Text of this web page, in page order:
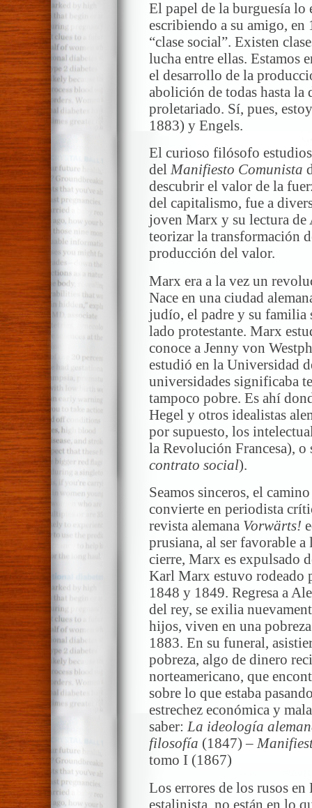
El papel de la burguesía
escribiendo a su amigo,
“clase social”. Existen
lucha entre ellas. Estamos
el desarrollo de la
abolición de todas hasta la
proletariado. Sí, pues,
1883) y Engels.
El curioso filósofo
del Manifiesto Comunista
descubrir el valor de la
del capitalismo, fue a
joven Marx y su lectura
teorizar la transformación
producción del valor.
Marx era a la vez un
Nace en una ciudad
judío, el padre y su
lado protestante. Marx
conoce a Jenny von
estudió en la Universidad
universidades significaba
tampoco pobre. Es ahí
Hegel y otros idealistas
por supuesto, los
la Revolución Francesa), o
contrato social).
Seamos sinceros, el
convierte en periodista
revista alemana Vorwärts!
prusiana, al ser favorable a
cierre, Marx es expulsado
Karl Marx estuvo rodeado
1848 y 1849. Regresa a
del rey, se exilia
hijos, viven en una
1883. En su funeral,
pobreza, algo de dinero
norteamericano, que
sobre lo que estaba
estrechez económica y
saber: La ideología
filosofía (1847) –
tomo I (1867)
Los errores de los rusos en
estalinista, no están en lo